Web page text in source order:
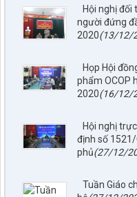
Hội nghị đối
người đứng
2020(13/12/
Họp Hội
phẩm OCOP
2020(16/12/
Hội nghị
định số
phủ(27/12/
Tuần Giáo